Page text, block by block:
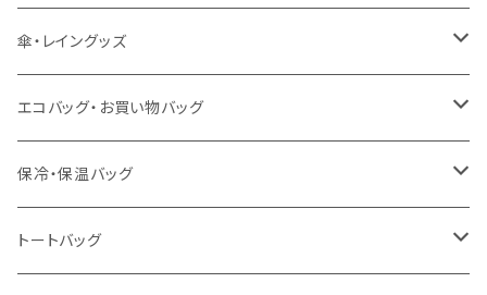
冷感グッズ
今治タオル
泉州おくばりタオル
冷感タオル
ハンカチ
キーホルダー
スタンド
バッジ
ライティングスタンド
傘・レイングッズ
傘
ポンチョ
エコバッグ・お買い物バッグ
ポリエステル
フェアトレードコットン
保冷・保温バッグ
キャンパス
トートバッグ